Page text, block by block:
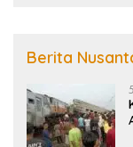
Berita